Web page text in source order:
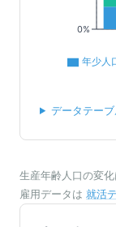
0%
年少人
データテー
生産年齢人口の変
雇用データは 就活